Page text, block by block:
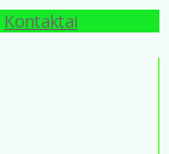
Kontaktai